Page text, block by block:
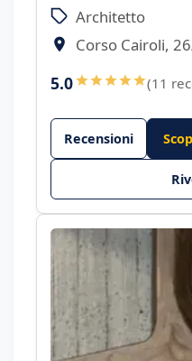
Architetto
Corso Cairoli,
5.0 (11
Recensioni